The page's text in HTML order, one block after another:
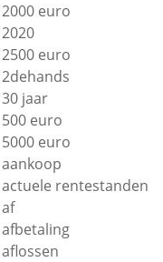
2000 euro
2020
2500 euro
2dehands
30 jaar
500 euro
5000 euro
aankoop
actuele rentestanden
af
afbetaling
aflossen